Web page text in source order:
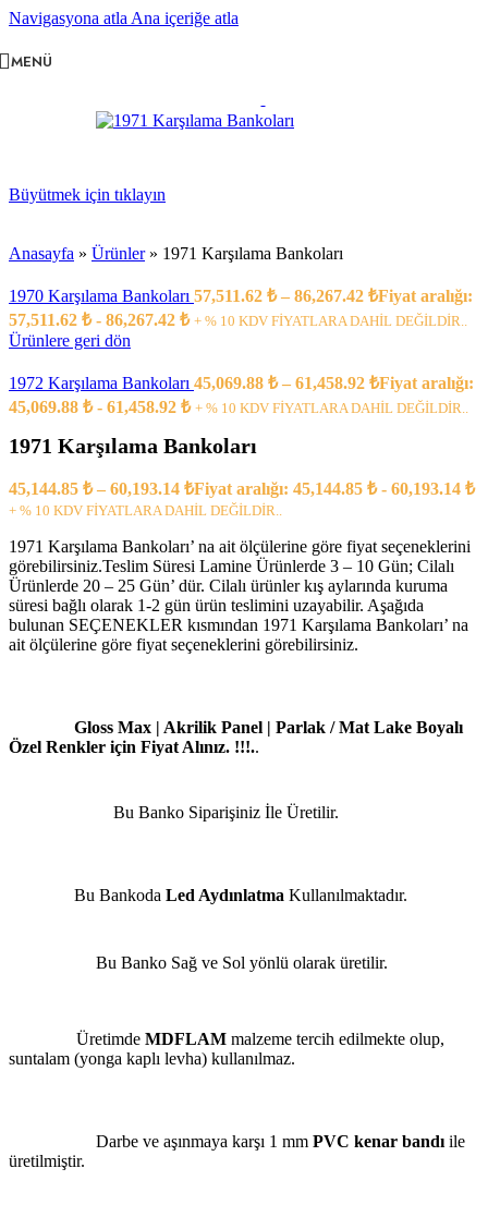
Navigasyona atla Ana içeriğe atla
MENÜ
Büyütmek için tıklayın
Anasayfa » Ürünler» 1971 Karşılama Bankoları
1970 Karşılama Bankoları 57,511.62 ₺ – 86,267.42 ₺Fiyat aralığı:
57,511.62 ₺ - 86,267.42 ₺ + % 10 KDV FİYATLARA DAHİL DEĞİLDİR..
Ürünlere geri dön
1972 Karşılama Bankoları 45,069.88 ₺ – 61,458.92 ₺Fiyat aralığı:
45,069.88 ₺ - 61,458.92 ₺ + % 10 KDV FİYATLARA DAHİL DEĞİLDİR..
1971 Karşılama Bankoları
45,144.85 ₺ – 60,193.14 ₺Fiyat aralığı: 45,144.85 ₺ - 60,193.14 ₺
+ % 10 KDV FİYATLARA DAHİL DEĞİLDİR..
1971 Karşılama Bankoları’ na ait ölçülerine göre fiyat seçeneklerini
görebilirsiniz.Teslim Süresi Lamine Ürünlerde 3 – 10 Gün; Cilalı
Ürünlerde 20 – 25 Gün’ dür. Cilalı ürünler kış aylarında kuruma
süresi bağlı olarak 1-2 gün ürün teslimini uzayabilir. Aşağıda
bulunan SEÇENEKLER kısmından 1971 Karşılama Bankoları’ na
ait ölçülerine göre fiyat seçeneklerini görebilirsiniz.
Gloss Max | Akrilik Panel | Parlak / Mat Lake Boyalı
Özel Renkler için Fiyat Alınız. !!!..
Bu Banko Siparişiniz İle Üretilir.
Bu Bankoda Led Aydınlatma Kullanılmaktadır.
Bu Banko Sağ ve Sol yönlü olarak üretilir.
Üretimde MDFLAM malzeme tercih edilmekte olup,
suntalam (yonga kaplı levha) kullanılmaz.
Darbe ve aşınmaya karşı 1 mm PVC kenar bandı ile
üretilmiştir.